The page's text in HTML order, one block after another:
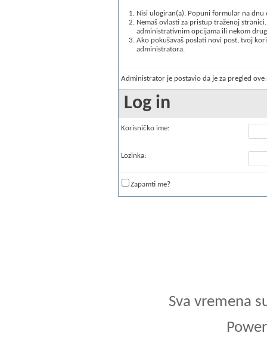
Nisi ulogiran(a). Popuni formular na
Nemaš ovlasti za pristup traženoj
administrativnim opcijama ili nekom
Ako pokušavaš poslati novi post, tvoj
administratora.
Administrator je postavio da je za pregled
Log in
Korisničko ime:
Lozinka:
Zapamti me?
Sva vremena